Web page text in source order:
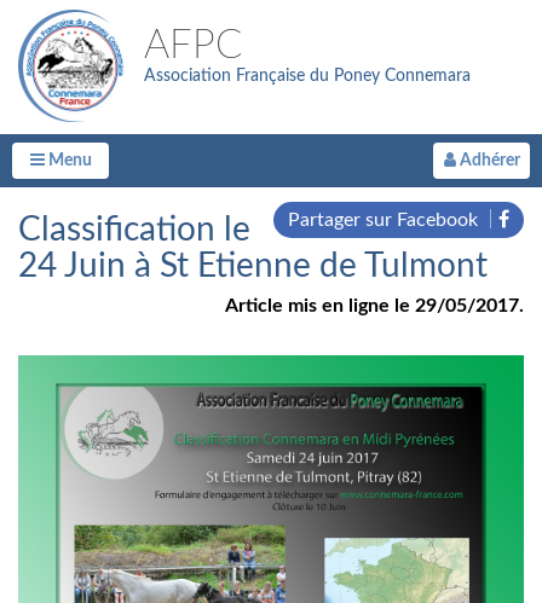
AFPC
Association Française du Poney Connemara
Menu Adhérer
Partager sur Facebook
Classification le
24 Juin à St Etienne de Tulmont
Article mis en ligne le 29/05/2017.